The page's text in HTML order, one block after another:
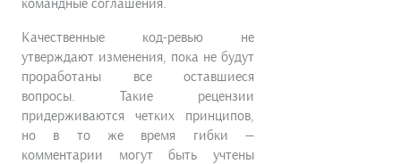
командные соглашения.
Качественные код-ревью не
утверждают изменения, пока не будут
проработаны все оставшиеся
вопросы. Такие рецензии
придерживаются четких принципов,
но в то же время гибки —
комментарии могут быть учтены